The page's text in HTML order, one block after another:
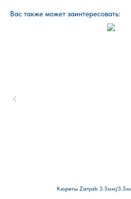
Вас также может заинтересовать:
Кюреты Zaryab 3.5мм/